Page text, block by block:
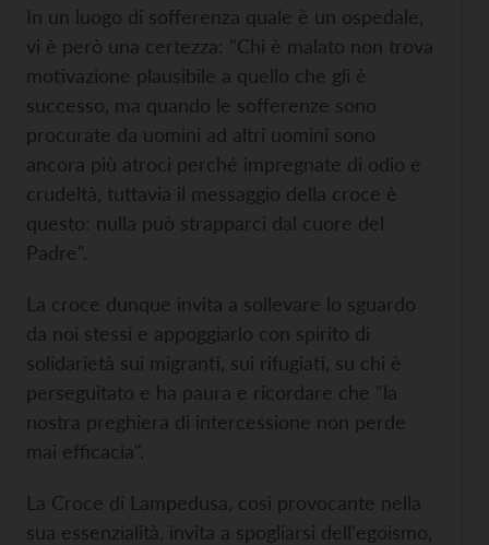
In un luogo di sofferenza quale è un ospedale,
vi è però una certezza: "Chi è malato non trova
motivazione plausibile a quello che gli è
successo, ma quando le sofferenze sono
procurate da uomini ad altri uomini sono
ancora più atroci perché impregnate di odio e
crudeltà, tuttavia il messaggio della croce è
questo: nulla può strapparci dal cuore del
Padre".
La croce dunque invita a sollevare lo sguardo
da noi stessi e appoggiarlo con spirito di
solidarietà sui migranti, sui rifugiati, su chi è
perseguitato e ha paura e ricordare che "la
nostra preghiera di intercessione non perde
mai efficacia".
La Croce di Lampedusa, così provocante nella
sua essenzialità, invita a spogliarsi dell'egoismo,